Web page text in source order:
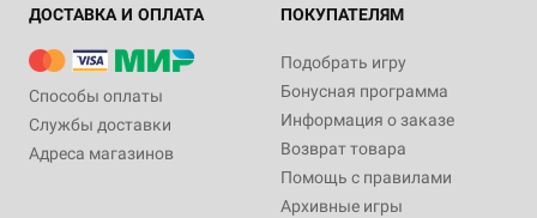
ДОСТАВКА И ОПЛАТА
Способы оплаты
Службы доставки
Адреса магазинов
ПОКУПАТЕЛЯМ
Подобрать игру
Бонусная программа
Информация о заказе
Возврат товара
Помощь с правилами
Архивные игры